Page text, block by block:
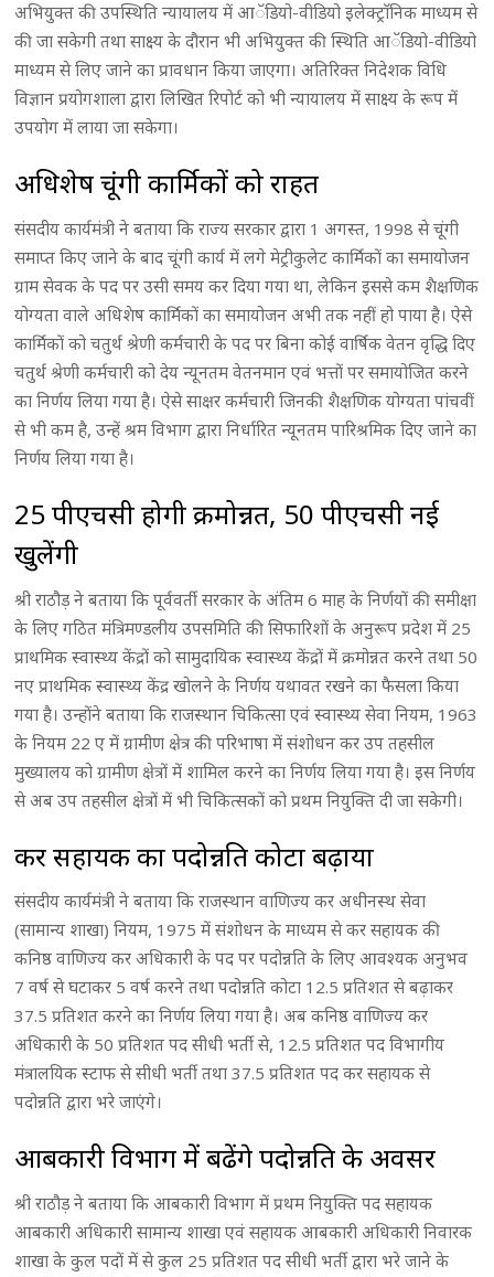
अभियुक्त की उपस्थिति न्यायालय में आॅडियो-वीडियो इलेक्ट्राॅनिक माध्यम से
की जा सकेगी तथा साक्ष्य के दौरान भी अभियुक्त की स्थिति आॅडियो-वीडियो
माध्यम से लिए जाने का प्रावधान किया जाएगा। अतिरिक्त निदेशक विधि
विज्ञान प्रयोगशाला द्वारा लिखित रिपोर्ट को भी न्यायालय में साक्ष्य के रूप में
उपयोग में लाया जा सकेगा।
अधिशेष चूंगी कार्मिकों को राहत
संसदीय कार्यमंत्री ने बताया कि राज्य सरकार द्वारा 1 अगस्त, 1998 से चूंगी
समाप्त किए जाने के बाद चूंगी कार्य में लगे मेट्रीकुलेट कार्मिकों का समायोजन
ग्राम सेवक के पद पर उसी समय कर दिया गया था, लेकिन इससे कम शैक्षणिक
योग्यता वाले अधिशेष कार्मिकों का समायोजन अभी तक नहीं हो पाया है। ऐसे
कार्मिकों को चतुर्थ श्रेणी कर्मचारी के पद पर बिना कोई वार्षिक वेतन वृद्धि दिए
चतुर्थ श्रेणी कर्मचारी को देय न्यूनतम वेतनमान एवं भत्तों पर समायोजित करने
का निर्णय लिया गया है। ऐसे साक्षर कर्मचारी जिनकी शैक्षणिक योग्यता पांचवीं
से भी कम है, उन्हें श्रम विभाग द्वारा निर्धारित न्यूनतम पारिश्रमिक दिए जाने का
निर्णय लिया गया है।
25 पीएचसी होगी क्रमोन्नत, 50 पीएचसी नई
खुलेंगी
श्री राठौड़ ने बताया कि पूर्ववर्ती सरकार के अंतिम 6 माह के निर्णयों की समीक्षा
के लिए गठित मंत्रिमण्डलीय उपसमिति की सिफारिशों के अनुरूप प्रदेश में 25
प्राथमिक स्वास्थ्य केंद्रों को सामुदायिक स्वास्थ्य केंद्रों में क्रमोन्नत करने तथा 50
नए प्राथमिक स्वास्थ्य केंद्र खोलने के निर्णय यथावत रखने का फैसला किया
गया है। उन्होंने बताया कि राजस्थान चिकित्सा एवं स्वास्थ्य सेवा नियम, 1963
के नियम 22 ए में ग्रामीण क्षेत्र की परिभाषा में संशोधन कर उप तहसील
मुख्यालय को ग्रामीण क्षेत्रों में शामिल करने का निर्णय लिया गया है। इस निर्णय
से अब उप तहसील क्षेत्रों में भी चिकित्सकों को प्रथम नियुक्ति दी जा सकेगी।
कर सहायक का पदोन्नति कोटा बढ़ाया
संसदीय कार्यमंत्री ने बताया कि राजस्थान वाणिज्य कर अधीनस्थ सेवा
(सामान्य शाखा) नियम, 1975 में संशोधन के माध्यम से कर सहायक की
कनिष्ठ वाणिज्य कर अधिकारी के पद पर पदोन्नति के लिए आवश्यक अनुभव
7 वर्ष से घटाकर 5 वर्ष करने तथा पदोन्नति कोटा 12.5 प्रतिशत से बढ़ाकर
37.5 प्रतिशत करने का निर्णय लिया गया है। अब कनिष्ठ वाणिज्य कर
अधिकारी के 50 प्रतिशत पद सीधी भर्ती से, 12.5 प्रतिशत पद विभागीय
मंत्रालयिक स्टाफ से सीधी भर्ती तथा 37.5 प्रतिशत पद कर सहायक से
पदोन्नति द्वारा भरे जाएंगे।
आबकारी विभाग में बढेंगे पदोन्नति के अवसर
श्री राठौड़ ने बताया कि आबकारी विभाग में प्रथम नियुक्ति पद सहायक
आबकारी अधिकारी सामान्य शाखा एवं सहायक आबकारी अधिकारी निवारक
शाखा के कुल पदों में से कुल 25 प्रतिशत पद सीधी भर्ती द्वारा भरे जाने के